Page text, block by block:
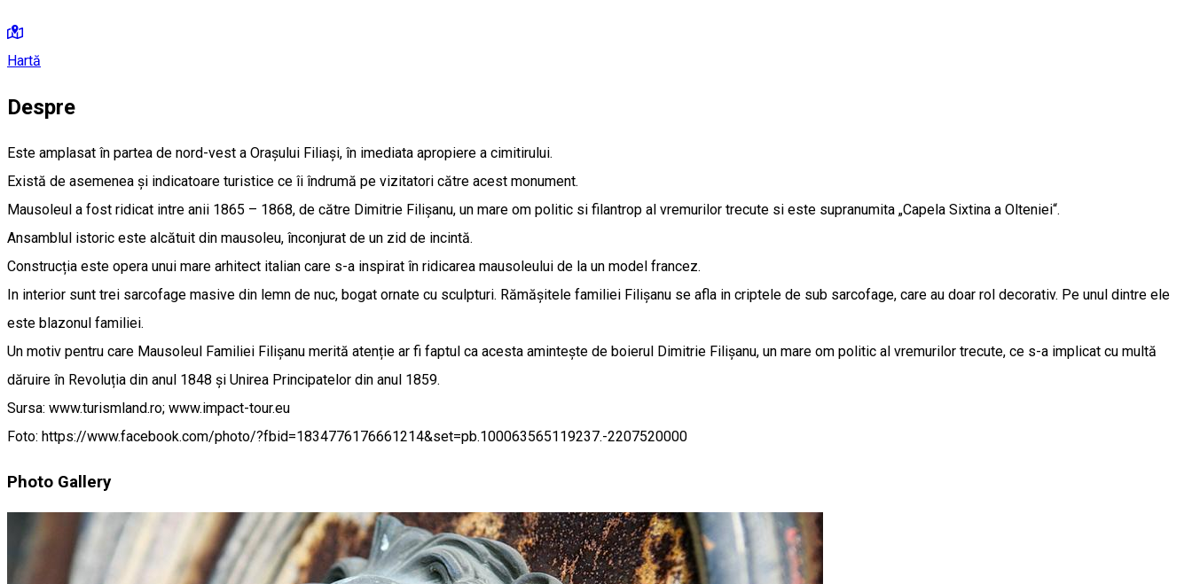
Hartă
Despre
Este amplasat în partea de nord-vest a Orașului Filiași, în imediata apropiere a cimitirului.
Există de asemenea și indicatoare turistice ce îi îndrumă pe vizitatori către acest monument.
Mausoleul a fost ridicat intre anii 1865 – 1868, de către Dimitrie Filișanu, un mare om politic si filantrop al vremurilor trecute si este supranumita „Capela Sixtina a Olteniei“.
Ansamblul istoric este alcătuit din mausoleu, înconjurat de un zid de incintă.
Construcția este opera unui mare arhitect italian care s-a inspirat în ridicarea mausoleului de la un model francez.
In interior sunt trei sarcofage masive din lemn de nuc, bogat ornate cu sculpturi. Rămășitele familiei Filișanu se afla in criptele de sub sarcofage, care au doar rol decorativ. Pe unul dintre ele
este blazonul familiei.
Un motiv pentru care Mausoleul Familiei Filișanu merită atenție ar fi faptul ca acesta amintește de boierul Dimitrie Filișanu, un mare om politic al vremurilor trecute, ce s-a implicat cu multă
dăruire în Revoluția din anul 1848 și Unirea Principatelor din anul 1859.
Sursa: www.turismland.ro; www.impact-tour.eu
Foto: https://www.facebook.com/photo/?fbid=1834776176661214&set=pb.100063565119237.-2207520000
Photo Gallery